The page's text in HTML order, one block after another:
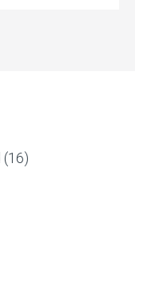
(16)